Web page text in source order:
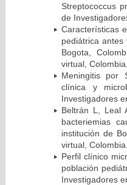
Streptococcus
de
Características
pediátrica
Bogota,
virtual,
Meningitis por
clínica y
Investigadores
Beltrán L, Leal
bacteriemias
institución de
virtual,
Perfil clínico
población
Investigadores